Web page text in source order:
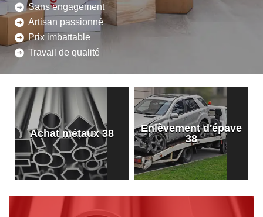
Sans engagement
Artisan passionné
Prix imbattable
Travail de qualité
Achat métaux 38
Enlèvement d'épave
38